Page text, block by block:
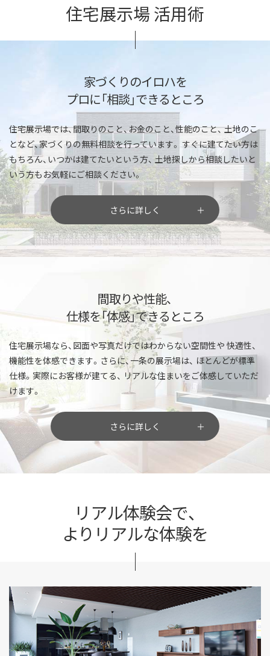
住宅展示場 活用術
家づくりのイロハを
プロに「相談」できるところ
住宅展示場では、間取りのこと、お金のこと、性能のこと、土地のこ
となど、家づくりの無料相談を行っています。 すぐに建てたい方は
もちろん、いつかは建てたいという方、 土地探しから相談したいと
いう方もお気軽にご相談ください。
さらに詳しく
間取りや性能、
仕様を「体感」できるところ
住宅展示場なら、図面や写真だけではわからない空間性や 快適性、
機能性を体感できます。さらに、一条の展示場は、 ほとんどが標準
仕様。実際にお客様が建てる、 リアルな住まいをご体感していただ
けます。
さらに詳しく
リアル体験会で、
よりリアルな体験を